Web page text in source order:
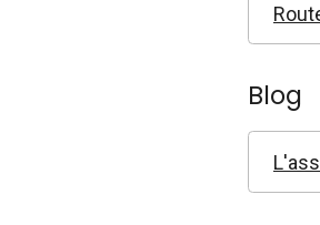
Blog